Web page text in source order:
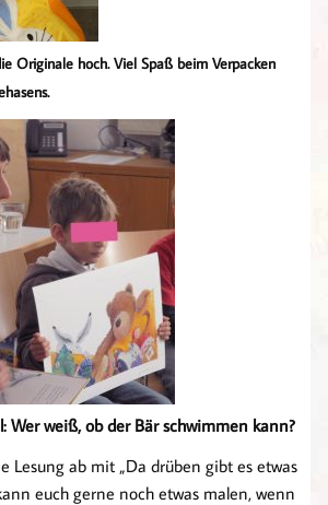
Originale hoch. Viel Spaß beim Verpacken
Wer weiß, ob der Bär schwimmen kann?
Lesung ab mit „Da drüben gibt es etwas
euch gerne noch etwas malen, wenn